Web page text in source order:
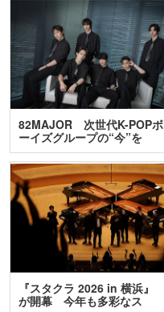
82MAJOR 次世代K-POPボ
ーイズグループの“今”を
訊…
『スタクラ 2026 in 横浜』
が開幕 今年も多彩なス